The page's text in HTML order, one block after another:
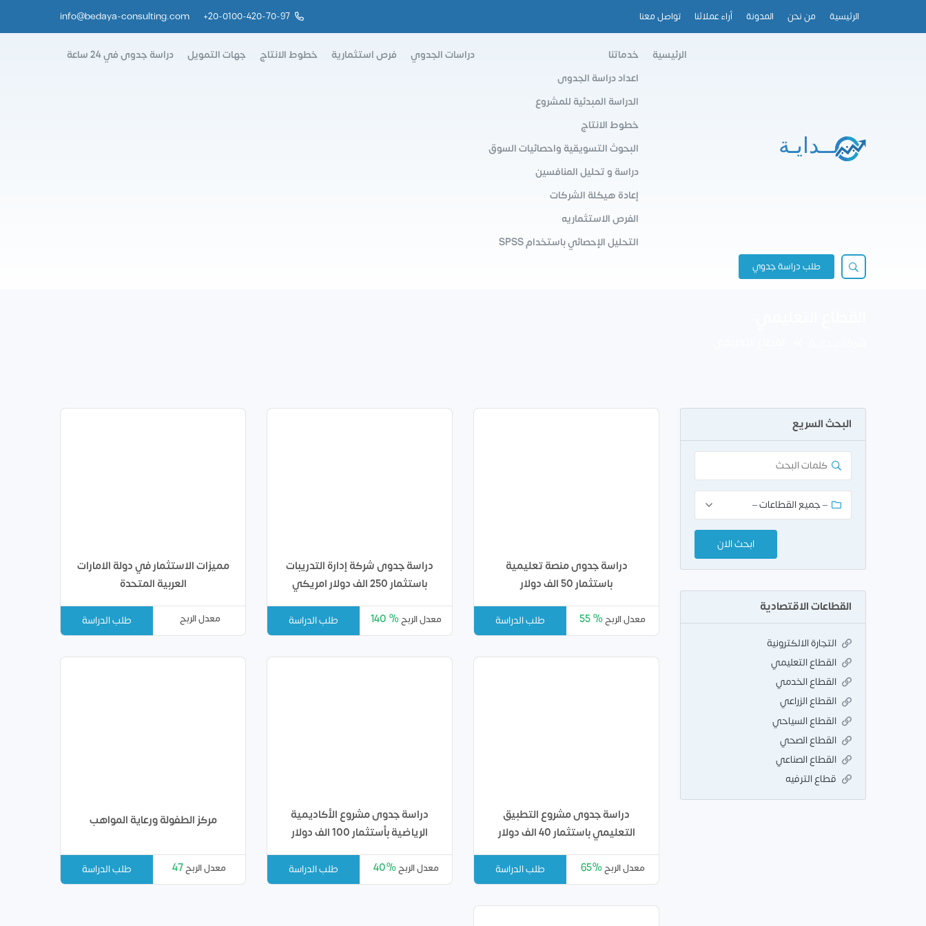
20-0100-420-70-97
+
info@bedaya-consulting.com الرئيسية من نحن المدونة أراء عملائنا تواصل معنا
الرئيسية
خدماتنا
اعداد دراسة الجدوى
الدراسة المبدئية للمشروع
خطوط الانتاج
البحوث التسويقية واحصائيات السوق
دراسة و تحليل المنافسين
إعادة هيكلة الشركات
الفرص الاستثماريه
التحليل الإحصائي باستخدام SPSS
دراسات الجدوي فرص استثمارية خطوط الانتاج جهات التمويل دراسة جدوى في 24 ساعة
طلب دراسة جدوي
دراسة جدوى منصة تعليمية
باستثمار 50 الف دولار
معدل الربح55 % طلب الدراسة
دراسة جدوى شركة إدارة التدريبات
باستثمار 250 الف دولار امريكي
معدل الربح140 % طلب الدراسة
مميزات الاستثمار في دولة الامارات
العربية المتحدة
معدل الربح طلب الدراسة
دراسة جدوى مشروع التطبيق
التعليمي باستثمار 40 الف دولار
معدل الربح65% طلب الدراسة
دراسة جدوى مشروع الأكاديمية
الرياضية بأستثمار 100 الف دولار
معدل الربح40% طلب الدراسة
مركز الطفولة ورعاية المواهب
معدل الربح47 طلب الدراسة
البحث السريع
القطاعات الاقتصادية
التجارة الالكترونية
القطاع التعليمي
القطاع الخدمي
القطاع الزراعي
القطاع السياحي
القطاع الصحي
القطاع الصناعي
قطاع الترفيه